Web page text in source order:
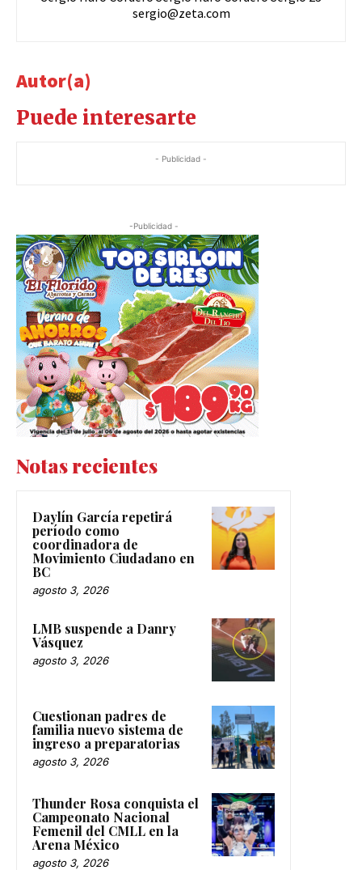
sergio@zeta.com
Autor(a)
Puede interesarte
- Publicidad -
-Publicidad -
Notas recientes
Daylín García repetirá
período como
coordinadora de
Movimiento Ciudadano en
BC
agosto 3, 2026
LMB suspende a Danry
Vásquez
agosto 3, 2026
Cuestionan padres de
familia nuevo sistema de
ingreso a preparatorias
agosto 3, 2026
Thunder Rosa conquista el
Campeonato Nacional
Femenil del CMLL en la
Arena México
agosto 3, 2026